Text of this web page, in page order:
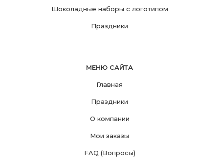
Шоколадные наборы с логотипом
Праздники
МЕНЮ САЙТА
Главная
Праздники
О компании
Мои заказы
FAQ (Вопросы)